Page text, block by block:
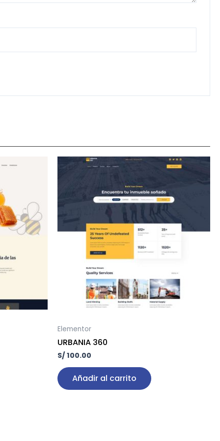
Elementor
URBANIA 360
S/100.00
Añadir al carrito